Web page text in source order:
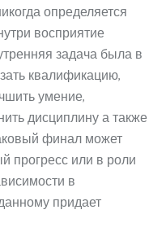
определяется
восприятие
задача была в
квалификацию,
умение,
дисциплину а также
финал может
прогресс или в роли
в
придает